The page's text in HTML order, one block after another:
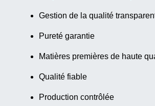
Gestion de la qualité
Pureté garantie
Matières premières de haute
Qualité fiable
Production contrôlée